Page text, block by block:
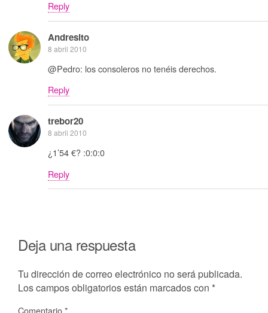
Reply
Andresito
8 abril 2010
@Pedro: los consoleros no tenéis derechos.
Reply
trebor20
8 abril 2010
¿1’54 €? :0:0:0
Reply
Deja una respuesta
Tu dirección de correo electrónico no será publicada.
Los campos obligatorios están marcados con *
Comentario*